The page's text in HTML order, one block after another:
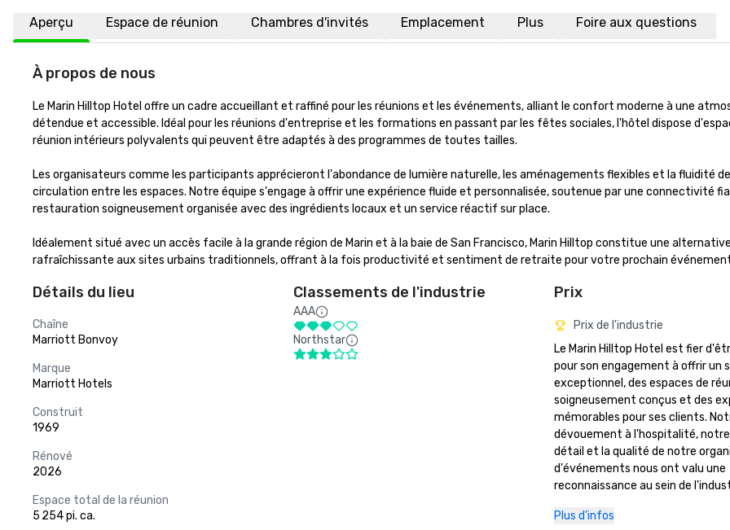
Aperçu Espace de réunion Chambres d'invités Emplacement Plus Foire aux questions
À propos de nous
Le Marin Hilltop Hotel offre un cadre accueillant et raffiné pour les réunions et les événements, alliant le confort moderne à une
détendue et accessible. Idéal pour les réunions d'entreprise et les formations en passant par les fêtes sociales, l'hôtel dispose
réunion intérieurs polyvalents qui peuvent être adaptés à des programmes de toutes tailles.
Les organisateurs comme les participants apprécieront l'abondance de lumière naturelle, les aménagements flexibles et la fluidité
circulation entre les espaces. Notre équipe s'engage à offrir une expérience fluide et personnalisée, soutenue par une connectivité
restauration soigneusement organisée avec des ingrédients locaux et un service réactif sur place.
Idéalement situé avec un accès facile à la grande région de Marin et à la baie de San Francisco, Marin Hilltop constitue une alternative
rafraîchissante aux sites urbains traditionnels, offrant à la fois productivité et sentiment de retraite pour votre prochain
Détails du lieu
Chaîne
Marriott Bonvoy
Marque
Marriott Hotels
Construit
1969
Rénové
2026
Espace total de la réunion
5 254 pi. ca.
Classements de l'industrie
AAA
Northstar
Prix
Prix de l'industrie
Le Marin Hilltop Hotel est fier
pour son engagement à offrir un
exceptionnel, des espaces de
soigneusement conçus et des
mémorables pour ses clients.
dévouement à l'hospitalité, notre
détail et la qualité de notre
d'événements nous ont valu une
reconnaissance au sein de
reflètent notre engagement
Plus d'infos